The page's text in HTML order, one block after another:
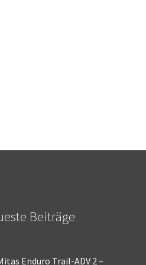
Beiträge
Enduro Trail-ADV 2 –